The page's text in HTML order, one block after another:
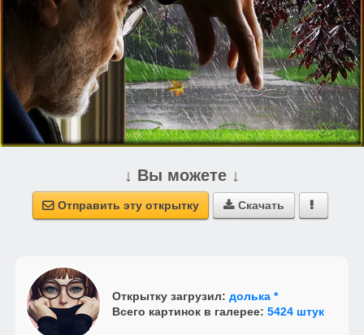
↓ Вы можете ↓
 Отправить эту открытку  Скачать 
Открытку загрузил: долька *
Всего картинок в галерее: 5424 штук